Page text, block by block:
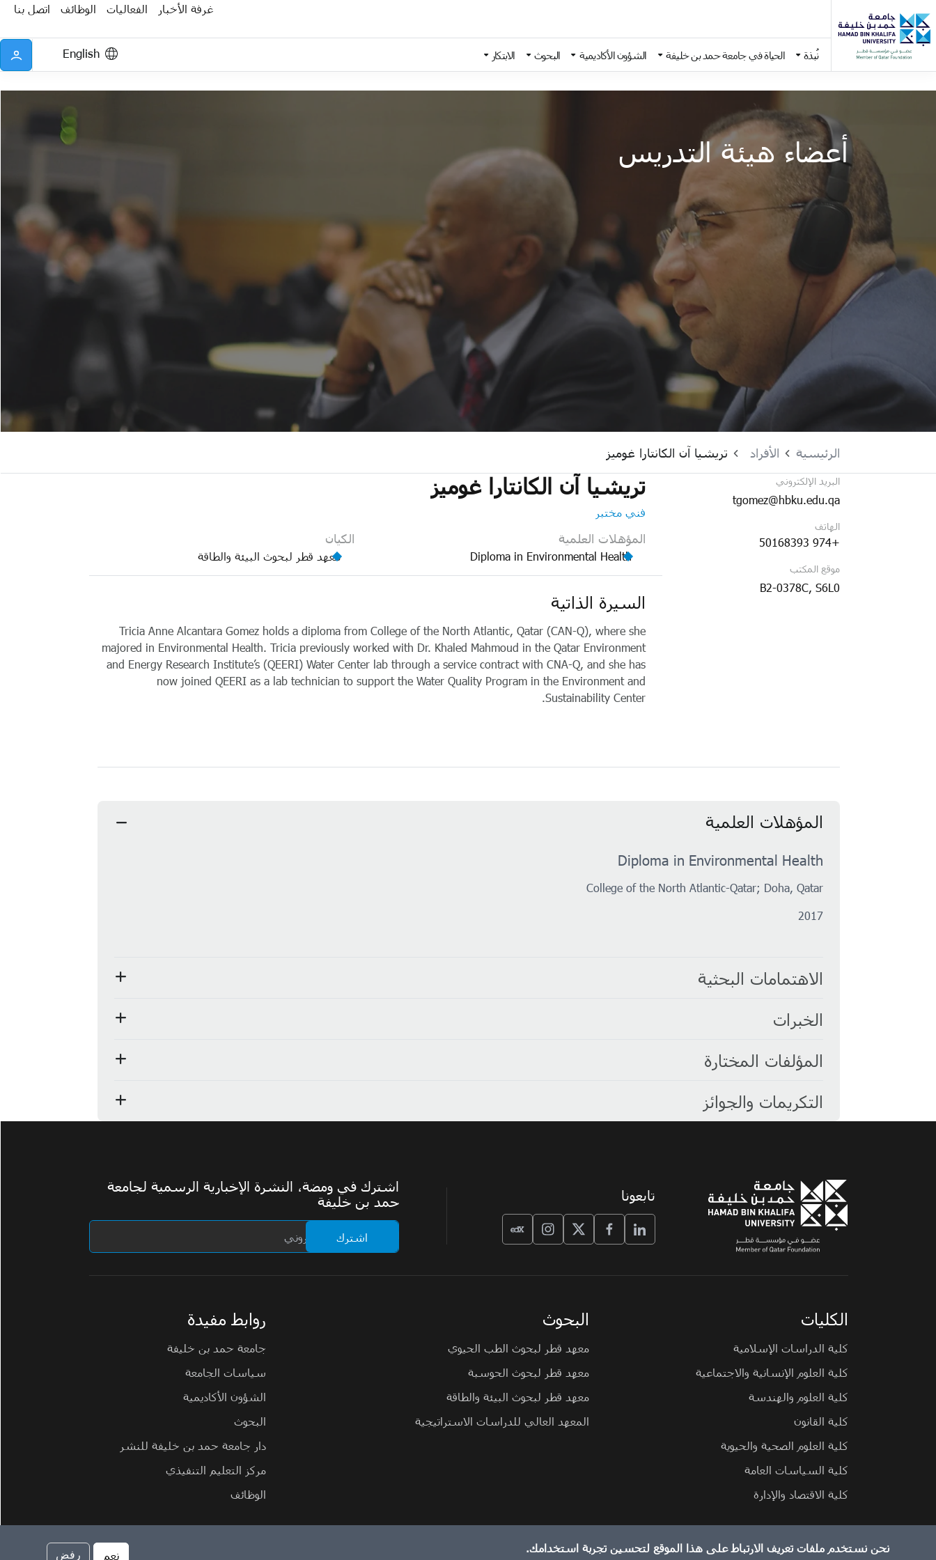
غرفة الأخبار الفعاليات الوظائف اتصل بنا
نُبذة الحياة في جامعة حمد بن خليفة الشؤون الأكاديمية البحوث الابتكار English
أعضاء هيئة التدريس
الرئيسية الأفراد تريشيا آن الكانتارا غوميز
البريد الإلكتروني
tgomez@hbku.edu.qa
الهاتف
+974 50168393
موقع المكتب
B2-0378C, S6L0
تريشيا آن الكانتارا غوميز
فني مختبر
المؤهلات العلمية
Diploma in Environmental Health
الكيان
معهد قطر لبحوث البيئة والطاقة
السيرة الذاتية
Tricia Anne Alcantara Gomez holds a diploma from College of the North Atlantic, Qatar (CAN-Q), where she
majored in Environmental Health. Tricia previously worked with Dr. Khaled Mahmoud in the Qatar Environment
and Energy Research Institute’s (QEERI) Water Center lab through a service contract with CNA-Q, and she has
now joined QEERI as a lab technician to support the Water Quality Program in the Environment and
Sustainability Center.
المؤهلات العلمية
Diploma in Environmental Health
College of the North Atlantic-Qatar; Doha, Qatar
2017
الاهتمامات البحثية
الخبرات
المؤلفات المختارة
التكريمات والجوائز
تابعونا
اشترك في ومضة، النشرة الإخبارية الرسمية لجامعة
حمد بن خليفة
الكليات
كلية الدراسات الإسلامية
كلية العلوم الإنسانية والاجتماعية
كلية العلوم والهندسة
كلية القانون
كلية العلوم الصحية والحيوية
كلية السياسات العامة
كلية الاقتصاد والإدارة
البحوث
معهد قطر لبحوث الطب الحيوي
معهد قطر لبحوث الحوسبة
معهد قطر لبحوث البيئة والطاقة
المعهد العالي للدراسات الاستراتيجية
روابط مفيدة
جامعة حمد بن خليفة
سياسات الجامعة
الشؤون الأكاديمية
البحوث
دار جامعة حمد بن خليفة للنشر
مركز التعليم التنفيذي
الوظائف
© 2026 جميع الحقوق محفوظة لجامعة حمد بن خليفة. سياسة الخصوصية نحن نستخدم ملفات تعريف الارتباط على هذا الموقع لتحسين تجربة استخدامك.
نعم رفض